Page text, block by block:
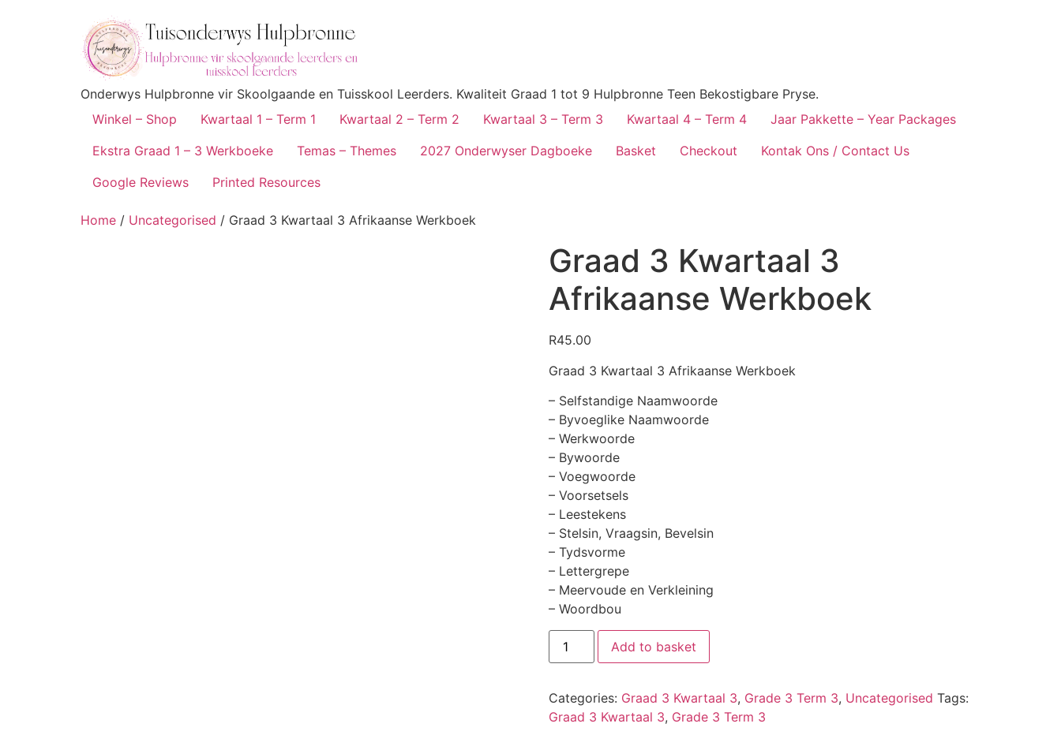
Onderwys Hulpbronne vir Skoolgaande en Tuisskool Leerders. Kwaliteit Graad 1 tot 9 Hulpbronne Teen Bekostigbare Pryse.
Winkel – Shop
Kwartaal 1 – Term 1 Kwartaal 2 – Term 2 Kwartaal 3 – Term 3 Kwartaal 4 – Term 4
Jaar Pakkette – Year Packages
Ekstra Graad 1 – 3 Werkboeke
Temas – Themes 2027 Onderwyser Dagboeke Basket Checkout
Kontak Ons / Contact Us
Google Reviews
Printed Resources
Home / Uncategorised / Graad 3 Kwartaal 3 Afrikaanse Werkboek
Graad 3 Kwartaal 3
Afrikaanse Werkboek
R45.00
Graad 3 Kwartaal 3 Afrikaanse Werkboek
– Selfstandige Naamwoorde
– Byvoeglike Naamwoorde
– Werkwoorde
– Bywoorde
– Voegwoorde
– Voorsetsels
– Leestekens
– Stelsin, Vraagsin, Bevelsin
– Tydsvorme
– Lettergrepe
– Meervoude en Verkleining
– Woordbou
Add to basket
Categories: Graad 3 Kwartaal 3, Grade 3 Term 3, Uncategorised Tags:
Graad 3 Kwartaal 3, Grade 3 Term 3